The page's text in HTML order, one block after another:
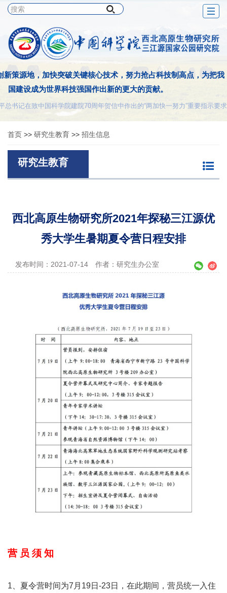
新策源地，加快突破关键核心技术，努力抢占科技制高点，为把我
国建设成为世界科技强国作出新的更大的贡献。
书记在致中国科学院建院70周年贺信中作出的“两加快一努力”重要指示要求
首页 >> 研究生教育 >> 招生信息
研究生教育
西北高原生物研究所2021年探秘三江源优
秀大学生暑期夏令营日程安排
发布时间：2021-07-14 作者：研究生办公室
营 员 须 知
1、夏令营时间为7月19日-23日，在此期间，营员统一入住